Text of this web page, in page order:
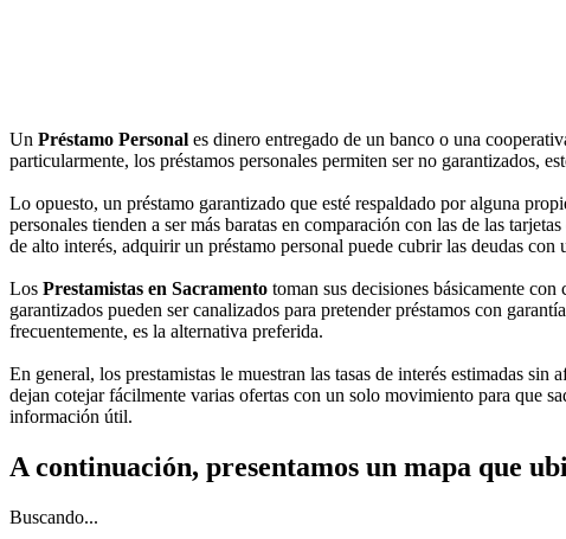
Un Préstamo Personal es dinero entregado de un banco o una
particularmente, los préstamos personales permiten ser no garantizados,
Lo opuesto, un préstamo garantizado que esté respaldado por alguna
personales tienden a ser más baratas en comparación con las de las
de alto interés, adquirir un préstamo personal puede cubrir las deudas con
Los Prestamistas en Sacramento toman sus decisiones básicamente
garantizados pueden ser canalizados para pretender préstamos con
frecuentemente, es la alternativa preferida.
En general, los prestamistas le muestran las tasas de interés estimadas
dejan cotejar fácilmente varias ofertas con un solo movimiento para que
información útil.
A continuación, presentamos un mapa que
Buscando...